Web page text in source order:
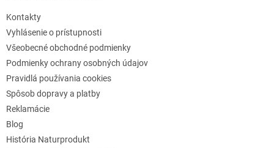
Kontakty
Vyhlásenie o prístupnosti
Všeobecné obchodné podmienky
Podmienky ochrany osobných údajov
Pravidlá používania cookies
Spôsob dopravy a platby
Reklamácie
Blog
História Naturprodukt